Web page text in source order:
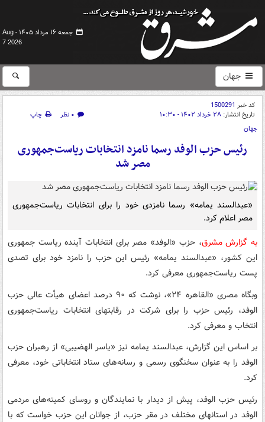
جمعه ۱۶ مرداد ۱۴۰۵ -
Aug
7 2026
جهان
کد خبر 1500291
تاریخ انتشار: ۲۸ خرداد ۱۴۰۲ - ۱۰:۳۰ ۰ نظر
چاپ
جهان
رئیس حزب‌ الوفد رسما نامزد انتخابات ریاست‌جمهوری
مصر شد
«عبدالسند یمامه» رسما نامزدی خود را برای انتخابات ریاست‌جمهوری
مصر اعلام کرد.
به گزارش مشرق، حزب «الوفد» مصر برای انتخابات آینده ریاست جمهوری
این کشور، «عبدالسند یمامه» رئیس این حزب را نامزد خود برای تصدی
پست ریاست‌جمهوری معرفی کرد.
وبگاه مصری «القاهره ۲۴»، نوشت که ۹۰ درصد اعضای هیأت عالی حزب
الوفد، رئیس حزب را برای شرکت در رقابتهای انتخابات ریاست‌جمهوری
انتخاب و معرفی کرد.
بر اساس این گزارش، عبدالسند یمامه نیز «یاسر الهضیبی» از رهبران حزب
الوفد را به عنوان سخنگوی رسمی و رسانه‌های ستاد انتخاباتی خود، معرفی
کرد.
رئیس حزب الوفد، پیش از دیدار با نمایندگان و روسای کمیته‌های مردمی
الوفد در استانهای مختلف در مقر حزب، از جوانان این حزب خواست که با